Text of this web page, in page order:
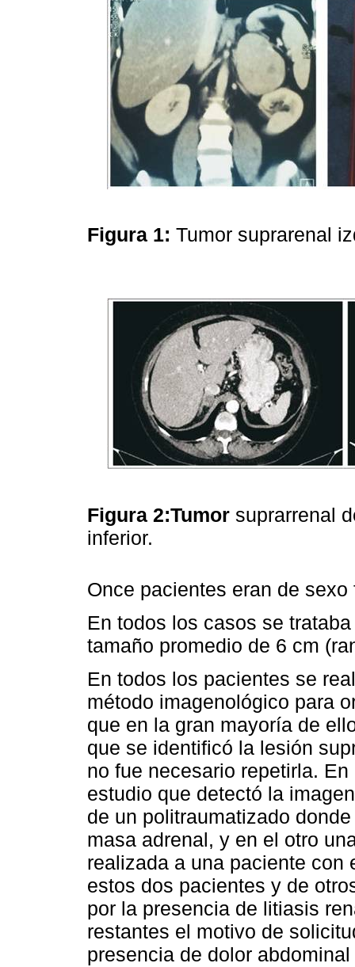
Figura 1: Tumor suprarenal
Figura 2:Tumor suprarrenal
inferior.
Once pacientes eran de
En todos los casos se
tamaño promedio de 6 cm
En todos los pacientes se
método imagenológico para
que en la gran mayoría de
que se identificó la lesión
no fue necesario repetirla.
estudio que detectó la
de un politraumatizado
masa adrenal, y en el otro
realizada a una paciente con
estos dos pacientes y de
por la presencia de litiasis
restantes el motivo de
presencia de dolor